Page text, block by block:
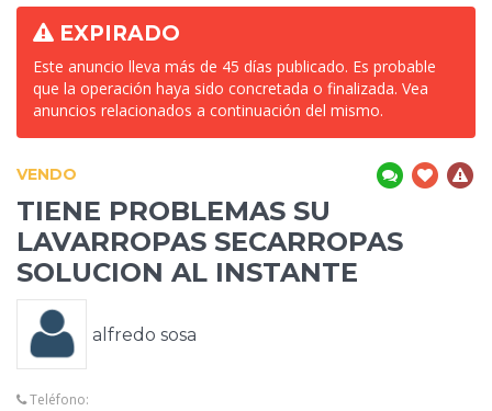
EXPIRADO
Este anuncio lleva más de 45 días publicado. Es probable
que la operación haya sido concretada o finalizada. Vea
anuncios relacionados a continuación del mismo.
VENDO
TIENE PROBLEMAS SU
LAVARROPAS SECARROPAS
SOLUCION AL INSTANTE
alfredo sosa
Teléfono: